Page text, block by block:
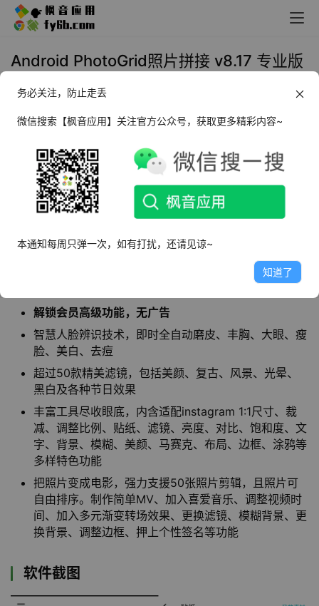
Android PhotoGrid照片拼接 v8.17 专业版
2021年11月8日 09:43
频拼贴、相机特效、美颜自拍、动态贴图、修图
滤镜、幻灯片……等多样功能的照片、视频编辑应
用。支持多种修图工具，可以添加滤镜、贴纸、
特效等，让图片秒变大片感。还能进行智能拼
图，导入多张图片选择模板就能自动拼图了。
解锁会员高级功能，无广告
智慧人脸辨识技术，即时全自动磨皮、丰胸、大眼、瘦
脸、美白、去痘
超过50款精美滤镜，包括美颜、复古、风景、光晕、
黑白及各种节日效果
丰富工具尽收眼底，内含适配instagram 1:1尺寸、裁
减、调整比例、贴纸、滤镜、亮度、对比、饱和度、文
字、背景、模糊、美颜、马赛克、布局、边框、涂鸦等
多样特色功能
把照片变成电影，强力支援50张照片剪辑，且照片可
自由排序。制作简单MV、加入喜爱音乐、调整视频时
间、加入多元渐变转场效果、更换滤镜、模糊背景、更
换背景、调整边框、押上个性签名等功能
软件截图
务必关注，防止走丢
微信搜索【枫音应用】关注官方公众号，获取更多精彩内容~
本通知每周只弹一次，如有打扰，还请见谅~
知道了